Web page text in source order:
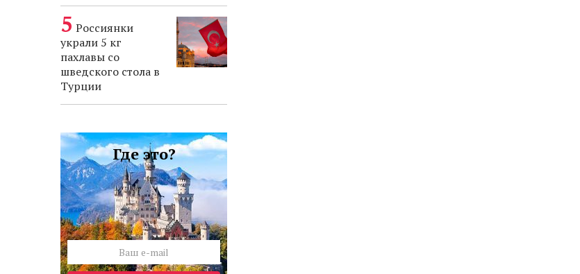
Россиянки
украли 5 кг
пахлавы со
шведского стола в
Турции
Где это?